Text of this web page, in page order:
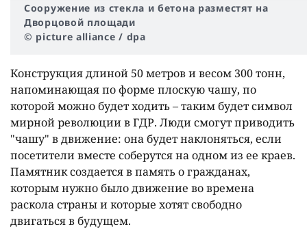
Сооружение из стекла и бетона разместят на
Дворцовой площади
© picture alliance / dpa
Конструкция длиной 50 метров и весом 300 тонн,
напоминающая по форме плоскую чашу, по
которой можно будет ходить – таким будет символ
мирной революции в ГДР. Люди смогут приводить
"чашу" в движение: она будет наклоняться, если
посетители вместе соберутся на одном из ее краев.
Памятник создается в память о гражданах,
которым нужно было движение во времена
раскола страны и которые хотят свободно
двигаться в будущем.